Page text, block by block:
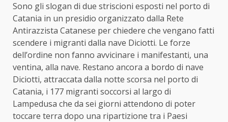
Sono gli slogan di due striscioni esposti nel porto di
Catania in un presidio organizzato dalla Rete
Antirazzista Catanese per chiedere che vengano fatti
scendere i migranti dalla nave Diciotti. Le forze
dell’ordine non fanno avvicinare i manifestanti, una
ventina, alla nave. Restano ancora a bordo di nave
Diciotti, attraccata dalla notte scorsa nel porto di
Catania, i 177 migranti soccorsi al largo di
Lampedusa che da sei giorni attendono di poter
toccare terra dopo una ripartizione tra i Paesi